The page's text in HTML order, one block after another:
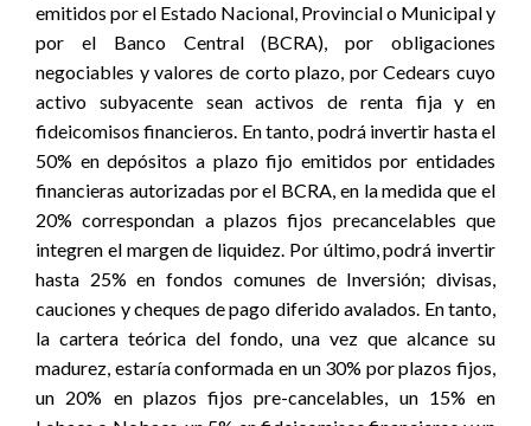
emitidos por el Estado Nacional, Provincial o Municipal y
por el Banco Central (BCRA), por obligaciones
negociables y valores de corto plazo, por Cedears cuyo
activo subyacente sean activos de renta fija y en
fideicomisos financieros. En tanto, podrá invertir hasta el
50% en depósitos a plazo fijo emitidos por entidades
financieras autorizadas por el BCRA, en la medida que el
20% correspondan a plazos fijos precancelables que
integren el margen de liquidez. Por último, podrá invertir
hasta 25% en fondos comunes de Inversión; divisas,
cauciones y cheques de pago diferido avalados. En tanto,
la cartera teórica del fondo, una vez que alcance su
madurez, estaría conformada en un 30% por plazos fijos,
un 20% en plazos fijos pre-cancelables, un 15% en